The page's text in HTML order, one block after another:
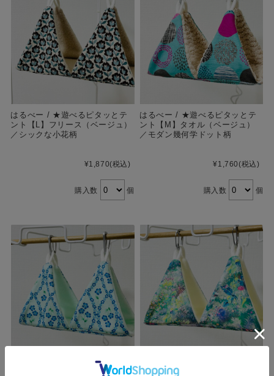
はるべー / ★遊べるピタッとテ
ント【L】フリース（ベージュ）
／シックな小花柄
¥1,870(税込)
購入数 個
はるべー / ★遊べるピタッとテ
ント【M】タオル（ベージュ）
／モダン幾何学ドット柄
¥1,760(税込)
購入数 個
はるべー / ★遊べるピタッとテ はるべー / ★遊べるピタッとテ